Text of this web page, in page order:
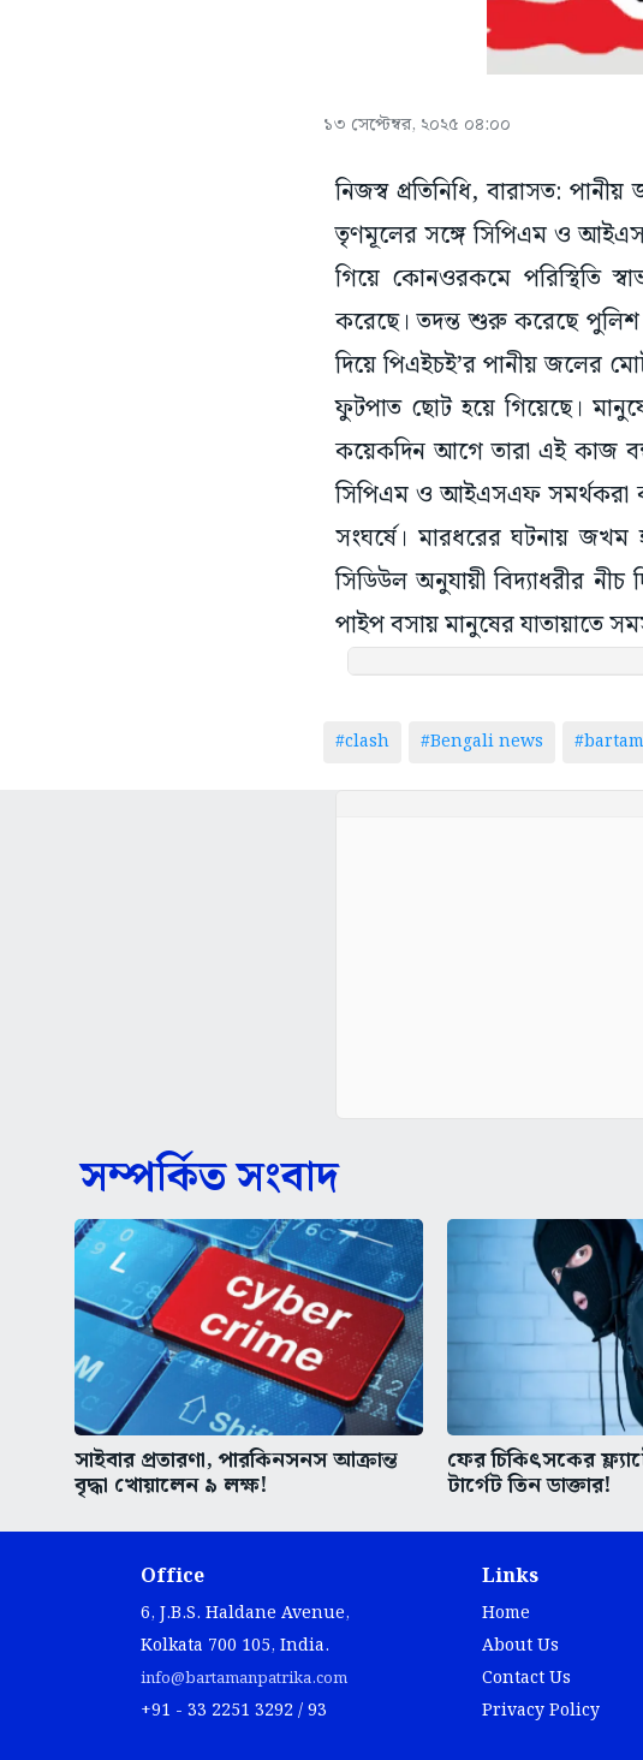
১৩ সেপ্টেম্বর, ২০২৫ ০৪:০০
নিজস্ব প্রতিনিধি, বারাসত:
তৃণমূলের সঙ্গে সিপিএম ও
গিয়ে কোনওরকমে পরিস্থিতি
করেছে। তদন্ত শুরু করেছে পুলিশ।
দিয়ে পিএইচই’র পানীয় জলের
ফুটপাত ছোট হয়ে গিয়েছে।
কয়েকদিন আগে তারা এই কাজ
সিপিএম ও আইএসএফ সমর্থকরা
সংঘর্ষে। মারধরের ঘটনায়
সিডিউল অনুযায়ী বিদ্যাধরীর
পাইপ বসায় মানুষের যাতায়াতে
#clash #Bengali news
সম্পর্কিত সংবাদ
সাইবার প্রতারণা, পারকিনসনস আক্রান্ত
বৃদ্ধা খোয়ালেন ৯ লক্ষ!
ফের চিকিৎসকের
টার্গেট তিন ডাক্তার!
Office
6, J.B.S. Haldane Avenue,
Kolkata 700 105, India.
info@bartamanpatrika.com
+91 - 33 2251 3292 / 93
Links
Home
About Us
Contact Us
Privacy Policy